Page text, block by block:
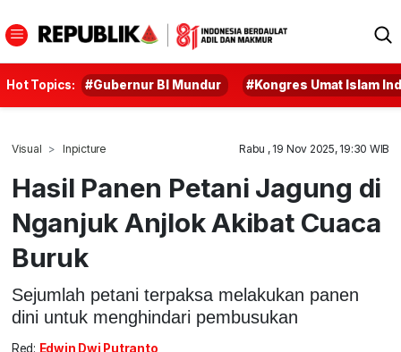
Hot Topics: #Gubernur BI Mundur #Kongres Umat Islam
Visual Inpicture Rabu , 19 Nov 2025, 19:30 WIB
Hasil Panen Petani Jagung di
Nganjuk Anjlok Akibat Cuaca
Buruk
Sejumlah petani terpaksa melakukan panen
dini untuk menghindari pembusukan
Red: Edwin Dwi Putranto